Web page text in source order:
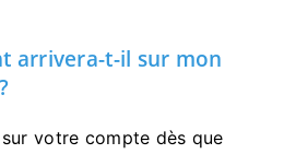
arrivera-t-il sur mon
votre compte dès que